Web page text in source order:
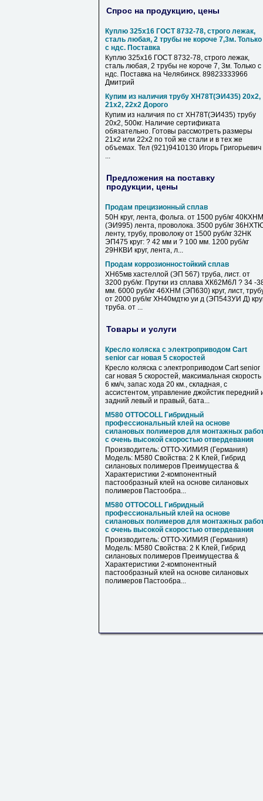
Спрос на продукцию, цены
Куплю 325х16 ГОСТ 8732-78, строго лежак,
сталь любая, 2 трубы не короче 7,3м. Только
с ндс. Поставка
Куплю 325х16 ГОСТ 8732-78, строго лежак,
сталь любая, 2 трубы не короче 7, 3м. Только с
ндс. Поставка на Челябинск. 89823333966
Дмитрий
Купим из наличия трубу ХН78Т(ЭИ435) 20х2,
21х2, 22х2 Дорого
Купим из наличия по ст ХН78Т(ЭИ435) трубу
20х2, 500кг. Наличие сертификата
обязательно. Готовы рассмотреть размеры
21х2 или 22х2 по той же стали и в тех же
объемах. Тел (921)9410130 Игорь Григорьевич
...
Предложения на поставку
продукции, цены
Продам прецизионный сплав
50Н круг, лента, фольга. от 1500 руб/кг 40КХНМ
(ЭИ995) лента, проволока. 3500 руб/кг
ленту, трубу, проволоку от 1500 руб/кг 32НК
ЭП475 круг: ? 42 мм и ? 100 мм. 1200 руб/кг
29НКВИ круг, лента, л...
Продам коррозионностойкий сплав
ХН65мв хастеллой (ЭП 567) труба, лист. от
3200 руб/кг. Прутки из сплава ХК62М6Л ? 34 -
мм. 6000 руб/кг 46ХНМ (ЭП630) круг, лист,
от 2000 руб/кг ХН40мдтю уи д (ЭП543УИ Д)
труба. от ...
Товары и услуги
Кресло коляска с электроприводом Cart
senior car новая 5 скоростей
Кресло коляска с электроприводом Cart senior
car новая 5 скоростей, максимальная скорость
6 км/ч, запас хода 20 км., складная, с
ассистентом, управление джойстик передний
задний левый и правый, бата...
M580 OTTOCOLL Гибридный
профессиональный клей на основе
силановых полимеров для монтажных
с очень высокой скоростью отвердевания
Производитель: OTTO-ХИМИЯ (Германия)
Модель: M580 Свойства: 2 К Клей, Гибрид
силановых полимеров Преимущества &
Характеристики 2-компонентный
пастообразный клей на основе силановых
полимеров Пастообра...
M580 OTTOCOLL Гибридный
профессиональный клей на основе
силановых полимеров для монтажных
с очень высокой скоростью отвердевания
Производитель: OTTO-ХИМИЯ (Германия)
Модель: M580 Свойства: 2 К Клей, Гибрид
силановых полимеров Преимущества &
Характеристики 2-компонентный
пастообразный клей на основе силановых
полимеров Пастообра...